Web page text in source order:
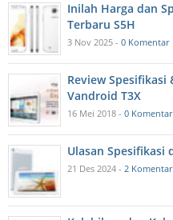
Inilah Harga dan
Terbaru S5H
3 Nov 2025 - 0 Komentar
Review Spesifikasi
Vandroid T3X
16 Mei 2018 - 0 Komentar
Ulasan Spesifikasi
21 Des 2024 - 2 Komentar